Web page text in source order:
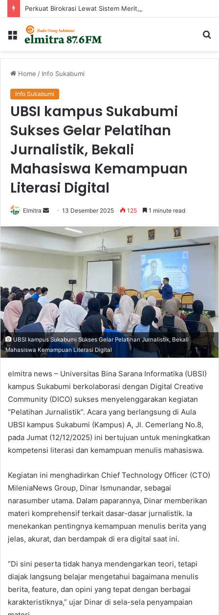
Menu
Home / Info Sukabumi
Info Sukabumi
UBSI kampus Sukabumi
Sukses Gelar Pelatihan
Jurnalistik, Bekali
Mahasiswa Kemampuan
Literasi Digital
Elmitra
Send
email
13 Desember 2025 125 1 minute read
UBSI kampus Sukabumi Sukses Gelar Pelatihan Jurnalistik, Bekali
Mahasiswa Kemampuan Literasi Digital
elmitra news – Universitas Bina Sarana Informatika (UBSI)
kampus Sukabumi berkolaborasi dengan Digital Creative
Community (DICO) sukses menyelenggarakan kegiatan
“Pelatihan Jurnalistik”. Acara yang berlangsung di Aula
UBSI kampus Sukabumi (Kampus) A, Jl. Cemerlang No.8,
pada Jumat (12/12/2025) ini bertujuan untuk meningkatkan
kompetensi literasi dan kemampuan menulis mahasiswa.
Kegiatan ini menghadirkan Chief Technology Officer (CTO)
MileniaNews Group, Dinar Ismunandar, sebagai
narasumber utama. Dalam paparannya, Dinar memberikan
materi komprehensif terkait dasar-dasar jurnalistik. Ia
menekankan pentingnya kemampuan menulis berita yang
jelas, akurat, dan berdampak di era digital saat ini.
“Di sini peserta tidak hanya mendengarkan teori, tetapi
diajak langsung belajar mengetahui bagaimana menulis
berita, feature, dan opini yang tepat dengan berbagai
karakteristiknya,” ujar Dinar di sela-sela penyampaian